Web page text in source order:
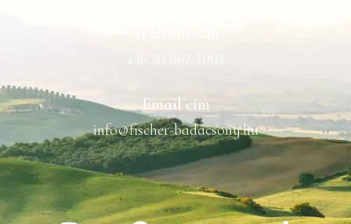
+36 30 867 7003
Email cím
info@fischer-badacsony.hu